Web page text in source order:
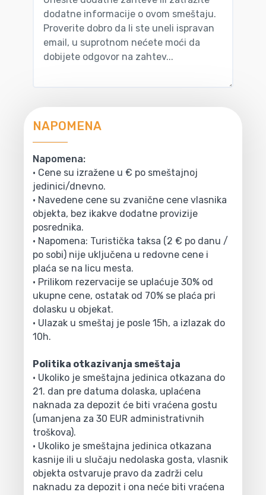
NAPOMENA
Napomena:
• Cene su izražene u € po smeštajnoj
jedinici/dnevno.
• Navedene cene su zvanične cene vlasnika
objekta, bez ikakve dodatne provizije
posrednika.
• Napomena: Turistička taksa (2 € po danu /
po sobi) nije uključena u redovne cene i
plaća se na licu mesta.
• Prilikom rezervacije se uplaćuje 30% od
ukupne cene, ostatak od 70% se plaća pri
dolasku u objekat.
• Ulazak u smeštaj je posle 15h, a izlazak do
10h.
Politika otkazivanja smeštaja
• Ukoliko je smeštajna jedinica otkazana do
21. dan pre datuma dolaska, uplaćena
naknada za depozit će biti vraćena gostu
(umanjena za 30 EUR administrativnih
troškova).
• Ukoliko je smeštajna jedinica otkazana
kasnije ili u slučaju nedolaska gosta, vlasnik
objekta ostvaruje pravo da zadrži celu
naknadu za depozit i ona neće biti vraćena